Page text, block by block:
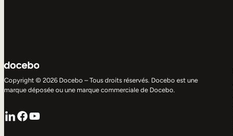
Copyright © 2026 Docebo – Tous droits réservés. Docebo est une
marque déposée ou une marque commerciale de Docebo.
LinkedIn
Facebook
YouTube